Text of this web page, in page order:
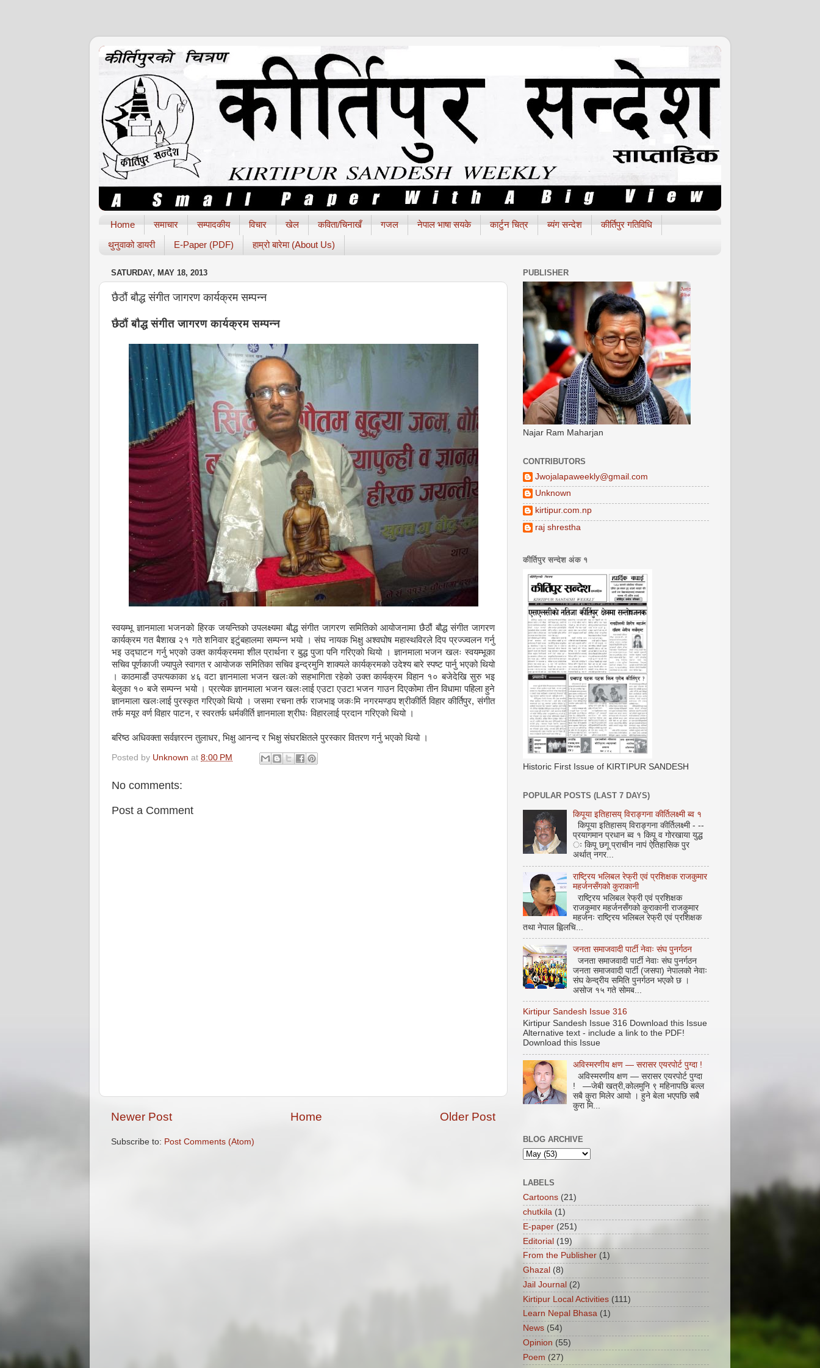
Home समाचार सम्पादकीय विचार खेल कविता/चिनाखँ गजल नेपाल भाषा सयके कार्टुन चित्र ब्यंग सन्देश
कीर्तिपुर गतिविधि
थुनुवाको डायरी
E-Paper (PDF) हाम्रो बारेमा (About Us)
SATURDAY, MAY 18, 2013
छैठौं बौद्ध संगीत जागरण कार्यक्रम सम्पन्न
छैठौं बौद्ध संगीत जागरण कार्यक्रम सम्पन्न
स्वयम्भू ज्ञानमाला भजनको हिरक जयन्तिको उपलक्ष्यमा बौद्ध संगीत जागरण समितिको आयोजनामा छैठौं बौद्ध संगीत जागरण
कार्यक्रम गत बैशाख २१ गते शनिवार इटुंबहालमा सम्पन्न भयो । संघ नायक भिक्षु अश्वघोष महास्थविरले दिप प्रज्ज्वलन गर्नु
भइ उद्घाटन गर्नु भएको उक्त कार्यक्रममा शील प्रार्थना र बुद्ध पुजा पनि गरिएको थियो । ज्ञानमाला भजन खलः स्वयम्भूका
सचिव पूर्णकाजी ज्यापुले स्वागत र आयोजक समितिका सचिव इन्द्रमुनि शाक्यले कार्यक्रमको उदेश्य बारे स्पष्ट पार्नु भएको थियो
। काठमाडौं उपत्यकाका ४६ वटा ज्ञानमाला भजन खलःको सहभागिता रहेको उक्त कार्यक्रम विहान १० बजेदेखि सुरु भइ
बेलुका १० बजे सम्पन्न भयो । प्रत्येक ज्ञानमाला भजन खलःलाई एउटा एउटा भजन गाउन दिएकोमा तीन विधामा पहिला हुने
ज्ञानमाला खलःलाई पुरस्कृत गरिएको थियो । जसमा रचना तर्फ राजभाइ जकःमि नगरमण्डप श्रीकीर्ति विहार कीर्तिपुर, संगीत
तर्फ मयूर वर्ण विहार पाटन, र स्वरतर्फ धर्मकीर्ति ज्ञानमाला श्रीघः विहारलाई प्रदान गरिएको थियो ।
बरिष्ठ अधिवक्ता सर्वज्ञरत्न तुलाधर, भिक्षु आनन्द र भिक्षु संघरक्षितले पुरस्कार वितरण गर्नु भएको थियो ।
Posted by Unknown at 8:00 PM
No comments:
Post a Comment
Newer Post Older Post
Home
Subscribe to: Post Comments (Atom)
PUBLISHER
Najar Ram Maharjan
CONTRIBUTORS
Jwojalapaweekly@gmail.com
Unknown
kirtipur.com.np
raj shrestha
कीर्तिपुर सन्देश अंक १
Historic First Issue of KIRTIPUR SANDESH
POPULAR POSTS (LAST 7 DAYS)
किपूया इतिहासय् विराङ्गना कीर्तिलक्ष्मी ब्व १
किपूया इतिहासय् विराङ्गना कीर्तिलक्ष्मी - --
प्रयागमान प्रधान ब्व १ किपू व गोरखाया युद्ध
ः किपू छगू प्राचीन नापं ऐतिहासिक पुर
अर्थात् नगर...
राष्ट्रिय भलिबल रेफ्री एवं प्रशिक्षक राजकुमार
महर्जनसँगको कुराकानी
राष्ट्रिय भलिबल रेफ्री एवं प्रशिक्षक
राजकुमार महर्जनसँगको कुराकानी राजकुमार
महर्जनः राष्ट्रिय भलिबल रेफ्री एवं प्रशिक्षक
तथा नेपाल ह्विलचि...
जनता समाजवादी पार्टी नेवाः संघ पुनर्गठन
जनता समाजवादी पार्टी नेवाः संघ पुनर्गठन
जनता समाजवादी पार्टी (जसपा) नेपालको नेवाः
संघ केन्द्रीय समिति पुनर्गठन भएको छ ।
असोज १५ गते सोमब...
Kirtipur Sandesh Issue 316
Kirtipur Sandesh Issue 316 Download this Issue
Alternative text - include a link to the PDF!
Download this Issue
अविस्मरणीय क्षण — सरासर एयरपोर्ट पुग्दा !
अविस्मरणीय क्षण — सरासर एयरपोर्ट पुग्दा
! —जेबी खत्री,कोलमुनि ९ महिनापछि बल्ल
सबै कुरा मिलेर आयो । हुने बेला भएपछि सबै
कुरा मि...
BLOG ARCHIVE
LABELS
Cartoons (21)
chutkila (1)
E-paper (251)
Editorial (19)
From the Publisher (1)
Ghazal (8)
Jail Journal (2)
Kirtipur Local Activities (111)
Learn Nepal Bhasa (1)
News (54)
Opinion (55)
Poem (27)